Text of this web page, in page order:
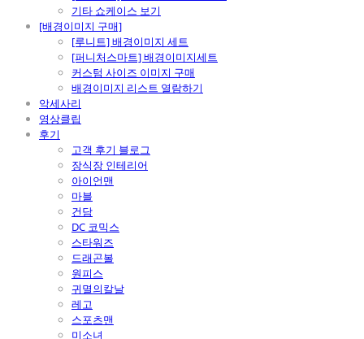
기타 쇼케이스 보기
[배경이미지 구매]
[루니트] 배경이미지 세트
[퍼니처스마트] 배경이미지세트
커스텀 사이즈 이미지 구매
배경이미지 리스트 열람하기
악세사리
영상클립
후기
고객 후기 블로그
장식장 인테리어
아이언맨
마블
건담
DC 코믹스
스타워즈
드래곤볼
원피스
귀멸의칼날
레고
스포츠맨
미소녀